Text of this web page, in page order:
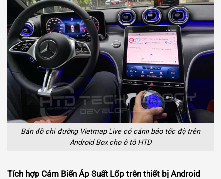
Bản đồ chỉ đường Vietmap Live có cảnh báo tốc độ trên
Android Box cho ô tô HTD
Tích hợp Cảm Biến Áp Suất Lốp trên thiết bị Android